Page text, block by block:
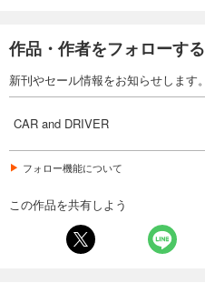
980円 (税込)
あらすじを表示する
作品・作者をフォローする
新刊やセール情報をお知らせします。
CAR and DRIVER
フォロー機能について
この作品を共有しよう